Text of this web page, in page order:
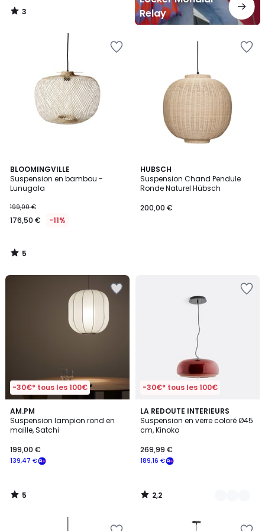
3
/
Relay
BLOOMINGVILLE
Suspension en bambou -
Lunugala
199,00 €
176,50 € -11%
5
/
5
5
/
HUBSCH
Suspension Chand Pendule
Ronde Naturel Hübsch
200,00 €
-30€* tous les 100€
AM.PM
Suspension lampion rond en
maille, Satchi
139,47 €
199,00 €
5
/
5
5
/
-30€* tous les 100€
LA REDOUTE INTERIEURS
Suspension en verre coloré Ø45
cm, Kinoko
189,16 €
269,99 €
2,2
/ 5
3
Couleurs
2,2
/